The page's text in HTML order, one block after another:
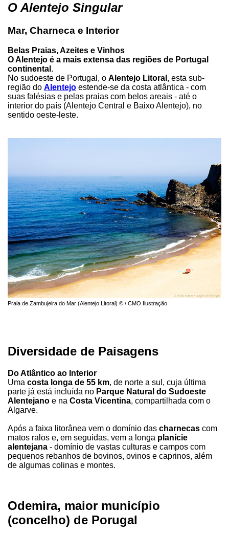
O Alentejo Singular
Mar, Charneca e Interior
Belas Praias, Azeites e Vinhos
O Alentejo é a mais extensa das regiões de Portugal
continental .
No sudoeste de Portugal, o Alentejo Litoral , esta sub-
região do Alentejo estende-se da costa atlântica - com
suas falésias e pelas praias com belos areais - até o
interior do país (Alentejo Central e Baixo Alentejo), no
sentido oeste-leste.
Praia de Zambujeira do Mar (Alentejo Litoral) © / CMO Ilustração
Diversidade de Paisagens
Do Atlântico ao Interior
Uma costa longa de 55 km, de norte a sul, cuja última
parte já está incluída no Parque Natural do Sudoeste
Alentejano e na Costa Vicentina, compartilhada com o
Algarve.
Após a faixa litorânea vem o domínio das charnecas com
matos ralos e, em seguidas, vem a longa planície
alentejana - domínio de vastas culturas e campos com
pequenos rebanhos de bovinos, ovinos e caprinos, além
de algumas colinas e montes.
Odemira, maior município
(concelho) de Porugal